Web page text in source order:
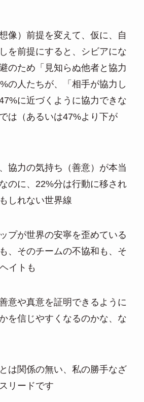
像）前提を変えて、仮に、自
を前提にすると、シビアにな
のため「見知らぬ他者と協力
の人たちが、「相手が協力し
に近づくように協力できな
は（あるいは47%より下が
協力の気持ち（善意）が本当
のに、22%分は行動に移され
しれない世界線
プが世界の安寧を歪めている
、そのチームの不協和も、そ
イトも
意や真意を証明できるように
を信じやすくなるのかな、な
は関係の無い、私の勝手なざ
リードです